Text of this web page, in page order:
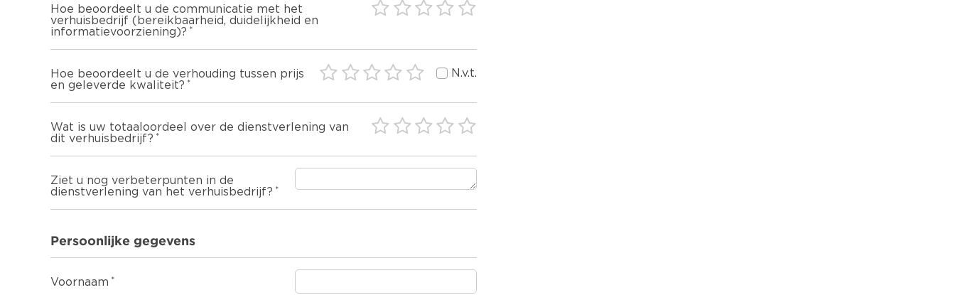
Hoe beoordeelt u de communicatie met het
verhuisbedrijf (bereikbaarheid, duidelijkheid en
informatievoorziening)?
Hoe beoordeelt u de verhouding tussen prijs
en geleverde kwaliteit?
N.v.t.
Wat is uw totaaloordeel over de dienstverlening van
dit verhuisbedrijf?
Ziet u nog verbeterpunten in de
dienstverlening van het verhuisbedrijf?
Persoonlijke gegevens
Voornaam